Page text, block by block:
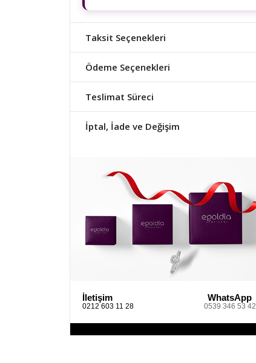
Taksit Seçenekleri
Ödeme Seçenekleri
Teslimat Süreci
İptal, İade ve Değişim
İletişim
0212 603 11 28
WhatsApp
0539 346 53 42